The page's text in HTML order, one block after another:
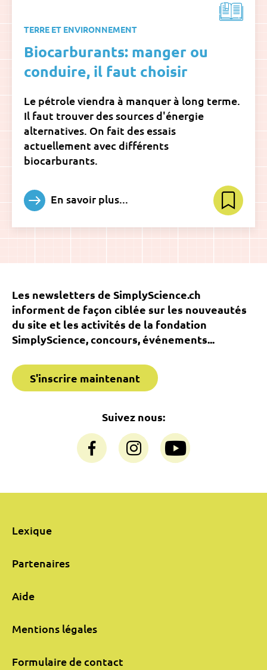
TERRE ET ENVIRONNEMENT
Biocarburants: manger ou
conduire, il faut choisir
Le pétrole viendra à manquer à long terme.
Il faut trouver des sources d'énergie
alternatives. On fait des essais
actuellement avec différents
biocarburants.
En savoir plus...
Les newsletters de SimplyScience.ch
informent de façon ciblée sur les nouveautés
du site et les activités de la fondation
SimplyScience, concours, événements...
S'inscrire maintenant
Suivez nous:
Lexique
Partenaires
Aide
Mentions légales
Formulaire de contact